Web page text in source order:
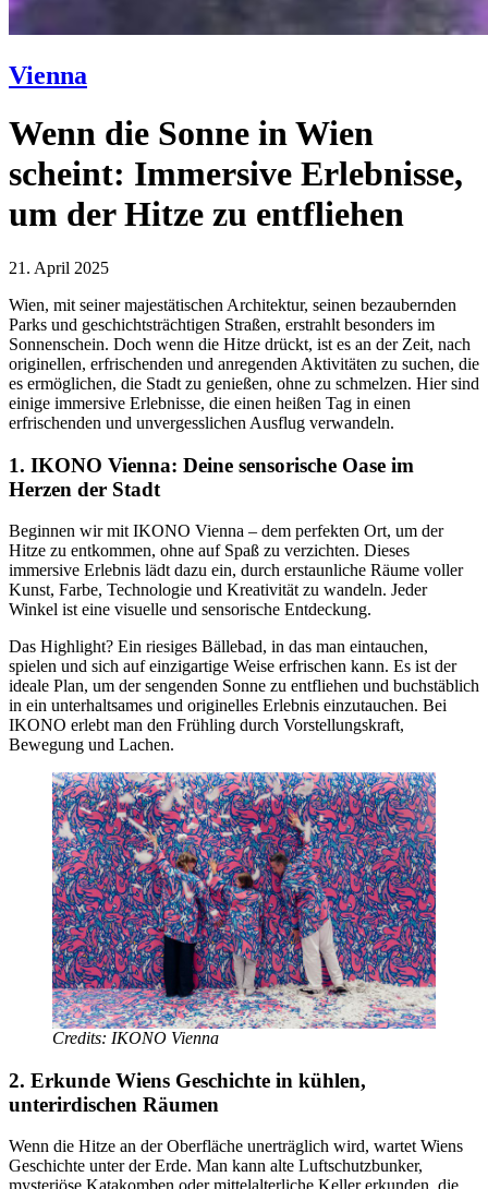
Vienna
Wenn die Sonne in Wien
scheint: Immersive Erlebnisse,
um der Hitze zu entfliehen
21. April 2025
Wien, mit seiner majestätischen Architektur, seinen bezaubernden
Parks und geschichtsträchtigen Straßen, erstrahlt besonders im
Sonnenschein. Doch wenn die Hitze drückt, ist es an der Zeit, nach
originellen, erfrischenden und anregenden Aktivitäten zu suchen, die
es ermöglichen, die Stadt zu genießen, ohne zu schmelzen. Hier sind
einige immersive Erlebnisse, die einen heißen Tag in einen
erfrischenden und unvergesslichen Ausflug verwandeln.
1. IKONO Vienna: Deine sensorische Oase im
Herzen der Stadt
Beginnen wir mit IKONO Vienna – dem perfekten Ort, um der
Hitze zu entkommen, ohne auf Spaß zu verzichten. Dieses
immersive Erlebnis lädt dazu ein, durch erstaunliche Räume voller
Kunst, Farbe, Technologie und Kreativität zu wandeln. Jeder
Winkel ist eine visuelle und sensorische Entdeckung.
Das Highlight? Ein riesiges Bällebad, in das man eintauchen,
spielen und sich auf einzigartige Weise erfrischen kann. Es ist der
ideale Plan, um der sengenden Sonne zu entfliehen und buchstäblich
in ein unterhaltsames und originelles Erlebnis einzutauchen. Bei
IKONO erlebt man den Frühling durch Vorstellungskraft,
Bewegung und Lachen.
Credits: IKONO Vienna
2. Erkunde Wiens Geschichte in kühlen,
unterirdischen Räumen
Wenn die Hitze an der Oberfläche unerträglich wird, wartet Wiens
Geschichte unter der Erde. Man kann alte Luftschutzbunker,